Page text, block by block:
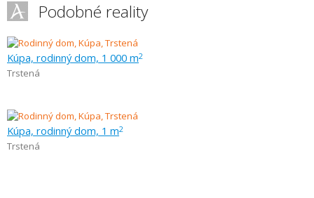
Podobné reality
Kúpa, rodinný dom, 1 000 m2
Trstená
Kúpa, rodinný dom, 1 m2
Trstená